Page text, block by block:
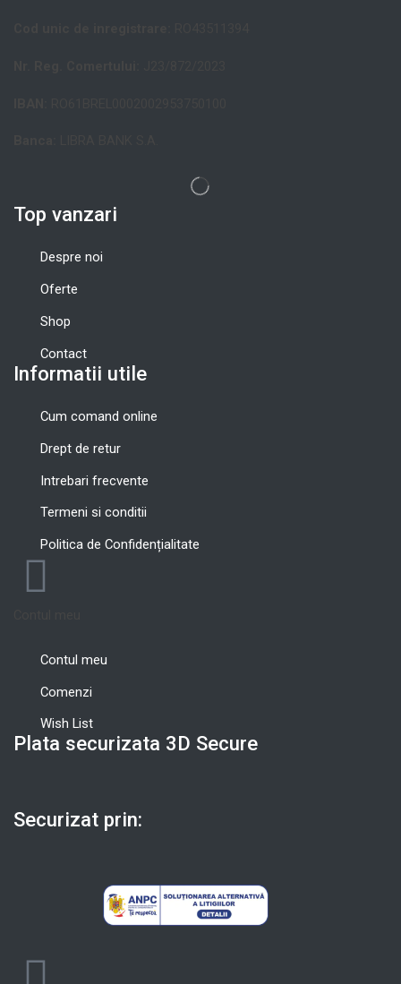
Top vanzari
Despre noi
Oferte
Shop
Contact
Informatii utile
Cum comand online
Drept de retur
Intrebari frecvente
Termeni si conditii
Politica de Confidențialitate
Contul meu
Comenzi
Wish List
Plata securizata 3D Secure
Securizat prin: